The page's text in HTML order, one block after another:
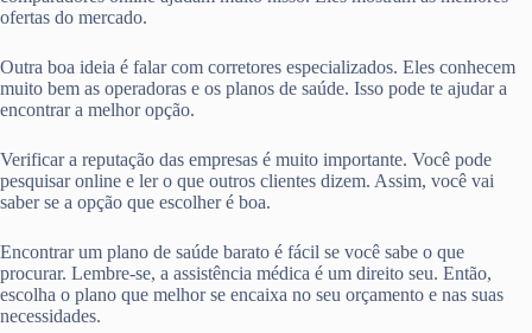
ofertas do mercado.
Outra boa ideia é falar com corretores especializados. Eles conhecem
muito bem as operadoras e os planos de saúde. Isso pode te ajudar a
encontrar a melhor opção.
Verificar a reputação das empresas é muito importante. Você pode
pesquisar online e ler o que outros clientes dizem. Assim, você vai
saber se a opção que escolher é boa.
Encontrar um plano de saúde barato é fácil se você sabe o que
procurar. Lembre-se, a assistência médica é um direito seu. Então,
escolha o plano que melhor se encaixa no seu orçamento e nas suas
necessidades.